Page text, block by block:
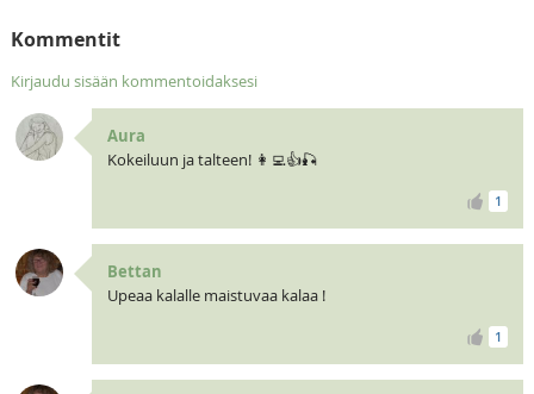
Kommentit
Kirjaudu sisään kommentoidaksesi
Aura
Kokeiluun ja talteen! 👩‍💻👍🎣
1
Bettan
Upeaa kalalle maistuvaa kalaa !
1